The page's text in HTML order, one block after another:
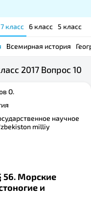
7 класс 6 класс 5 класс
Всемирная история
2017 Вопрос 10
О.
научное
milliy
56. Морские
и